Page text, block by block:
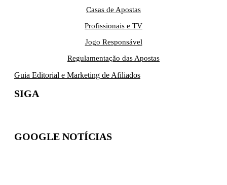
Casas de Apostas
Profissionais e TV
Jogo Responsável
Regulamentação das Apostas
Guia Editorial e Marketing de Afiliados
SIGA
GOOGLE NOTÍCIAS